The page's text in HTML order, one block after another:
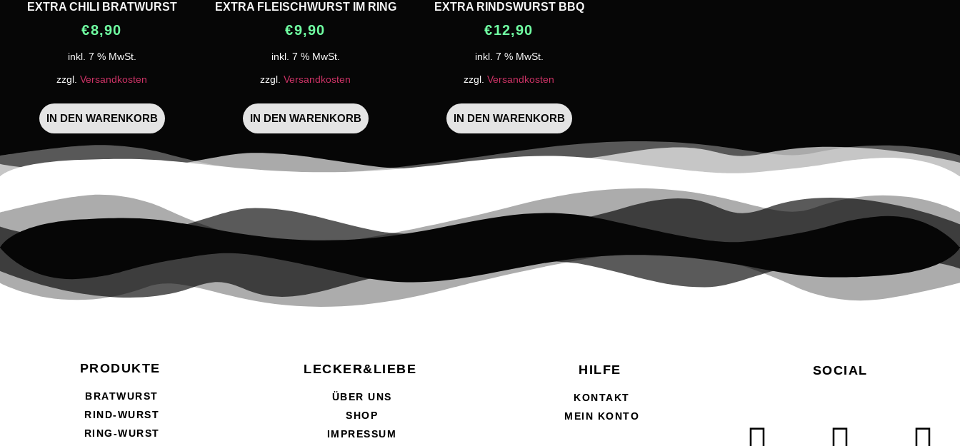
EXTRA CHILI BRATWURST
€8,90
inkl. 7 % MwSt.
zzgl. Versandkosten
IN DEN WARENKORB
EXTRA FLEISCHWURST IM RING
€9,90
inkl. 7 % MwSt.
zzgl. Versandkosten
IN DEN WARENKORB
EXTRA RINDSWURST BBQ
€12,90
inkl. 7 % MwSt.
zzgl. Versandkosten
IN DEN WARENKORB
PRODUKTE
BRATWURST
RIND-WURST
RING-WURST
LECKER&LIEBE
ÜBER UNS
SHOP
IMPRESSUM
HILFE
KONTAKT
MEIN KONTO
SOCIAL